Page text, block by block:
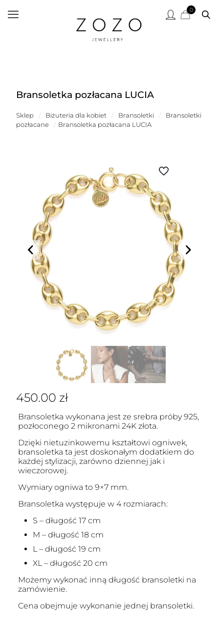
0
Bransoletka pozłacana LUCIA
Sklep / Biżuteria dla kobiet / Bransoletki /
Bransoletki
pozłacane
/ Bransoletka pozłacana LUCIA
450.00 zł
Bransoletka wykonana jest ze srebra próby 925,
pozłoconego 2 mikronami 24K złota.
Dzięki nietuzinkowemu kształtowi ogniwek,
bransoletka ta jest doskonałym dodatkiem do
każdej stylizacji, zarówno dziennej jak i
wieczorowej.
Wymiary ogniwa to 9×7 mm.
Bransoletka występuje w 4 rozmiarach:
S – długość 17 cm
M – długość 18 cm
L – długość 19 cm
XL – długość 20 cm
Możemy wykonać inną długość bransoletki na
zamówienie.
Cena obejmuje wykonanie jednej bransoletki.